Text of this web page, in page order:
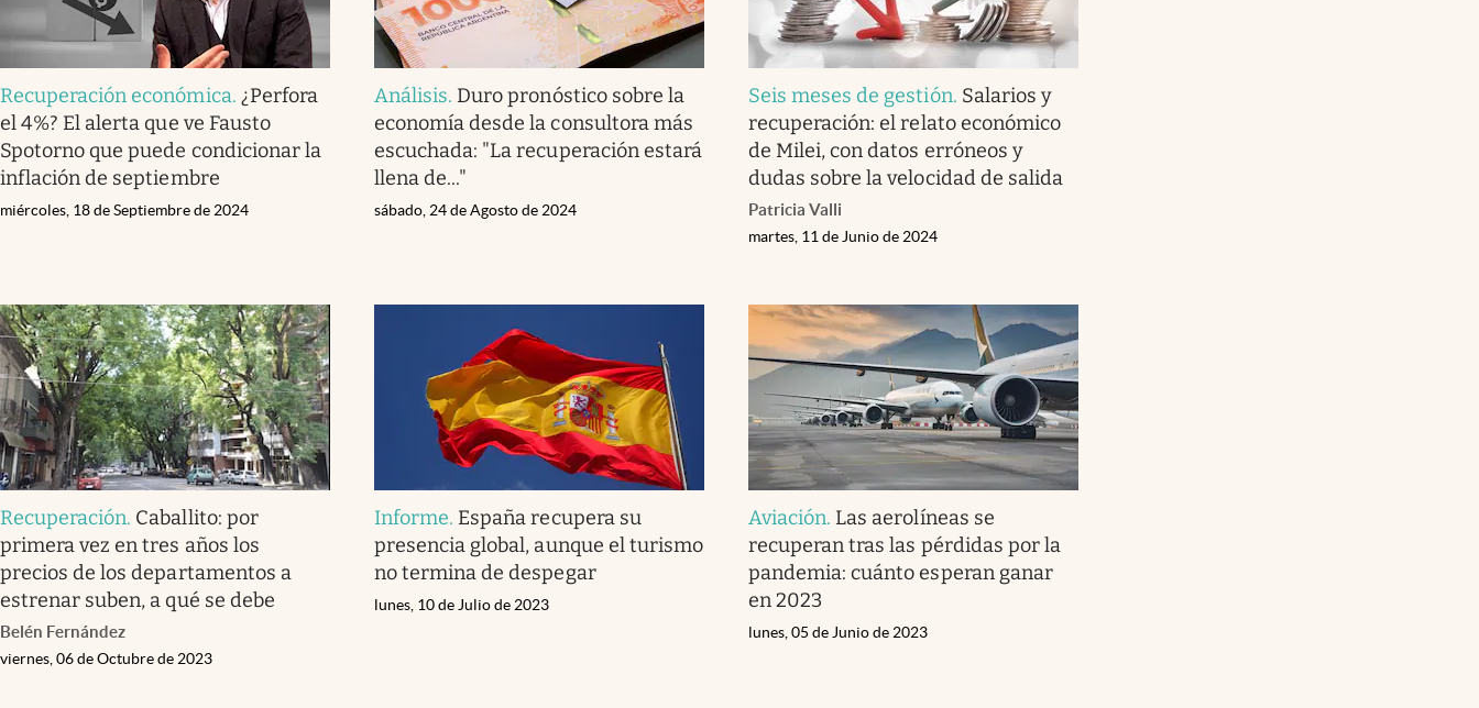
Recuperación económica. ¿Perfora
el 4%? El alerta que ve Fausto
Spotorno que puede condicionar la
inflación de septiembre
miércoles, 18 de Septiembre de 2024
Análisis. Duro pronóstico sobre la
economía desde la consultora más
escuchada: "La recuperación estará
llena de..."
sábado, 24 de Agosto de 2024
Seis meses de gestión. Salarios y
recuperación: el relato económico
de Milei, con datos erróneos y
dudas sobre la velocidad de salida
Patricia Valli
martes, 11 de Junio de 2024
Recuperación. Caballito: por
primera vez en tres años los
precios de los departamentos a
estrenar suben, a qué se debe
Belén Fernández
viernes, 06 de Octubre de 2023
Informe. España recupera su
presencia global, aunque el turismo
no termina de despegar
lunes, 10 de Julio de 2023
Aviación. Las aerolíneas se
recuperan tras las pérdidas por la
pandemia: cuánto esperan ganar
en 2023
lunes, 05 de Junio de 2023